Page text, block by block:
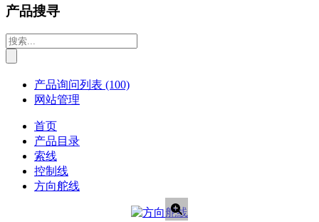
产品搜寻
产品询问列表 (100)
网站管理
首页
产品目录
索线
控制线
方向舵线